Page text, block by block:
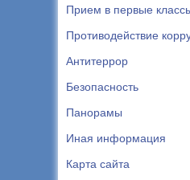
Прием в первые
Противодействие
Антитеррор
Безопасность
Панорамы
Иная информация
Карта сайта